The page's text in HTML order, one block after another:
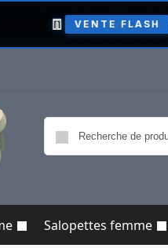
FLASH -20% SUR
Salopettes femme